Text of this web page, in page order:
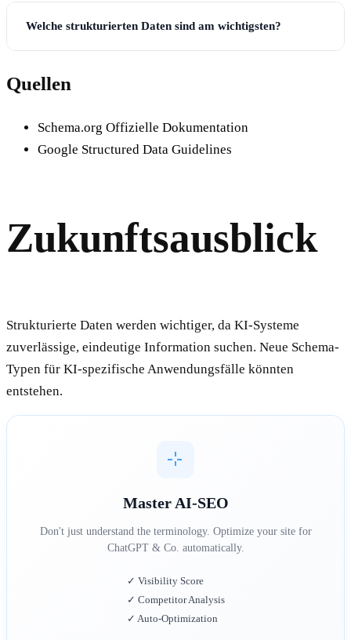
Welche strukturierten Daten sind am wichtigsten?
Quellen
Schema.org Offizielle Dokumentation
Google Structured Data Guidelines
Zukunftsausblick
Strukturierte Daten werden wichtiger, da KI-Systeme
zuverlässige, eindeutige Information suchen. Neue Schema-
Typen für KI-spezifische Anwendungsfälle könnten
entstehen.
Master AI-SEO
Don't just understand the terminology. Optimize your site for
ChatGPT & Co. automatically.
✓ Visibility Score
✓ Competitor Analysis
✓ Auto-Optimization